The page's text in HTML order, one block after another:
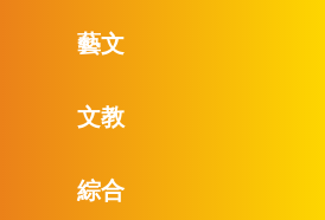
藝文
文教
綜合